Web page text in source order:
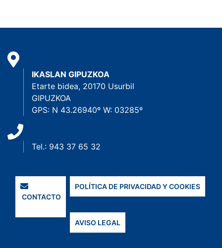
IKASLAN GIPUZKOA
Etarte bidea, 20170 Usurbil
GIPUZKOA
GPS: N 43.26940º W: 03285º
Tel.: 943 37 65 32
CONTACTO
POLÍTICA DE PRIVACIDAD Y COOKIES
AVISO LEGAL